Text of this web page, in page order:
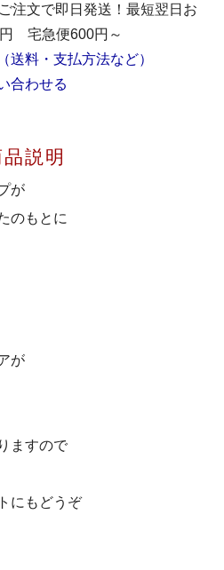
注文で即日発送！最短翌日お
宅急便600円～
送料・支払方法など）
合わせる
説明
が
のもとに
が
ますので
にもどうぞ